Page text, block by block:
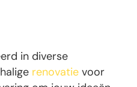
in diverse
renovatievoor